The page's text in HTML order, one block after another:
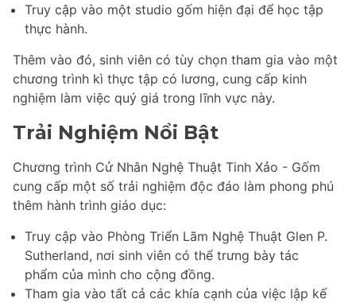
Truy cập vào một studio gốm hiện đại để học tập
thực hành.
Thêm vào đó, sinh viên có tùy chọn tham gia vào một
chương trình kì thực tập có lương, cung cấp kinh
nghiệm làm việc quý giá trong lĩnh vực này.
Trải Nghiệm Nổi Bật
Chương trình Cử Nhân Nghệ Thuật Tinh Xảo - Gốm
cung cấp một số trải nghiệm độc đáo làm phong phú
thêm hành trình giáo dục:
Truy cập vào Phòng Triển Lãm Nghệ Thuật Glen P.
Sutherland, nơi sinh viên có thể trưng bày tác
phẩm của mình cho cộng đồng.
Tham gia vào tất cả các khía cạnh của việc lập kế